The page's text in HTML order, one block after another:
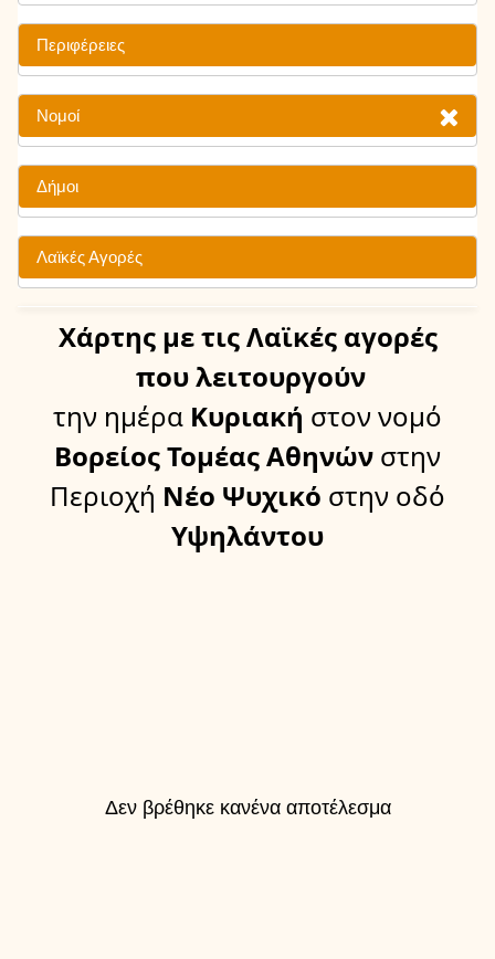
Περιφέρειες
Νομοί
Δήμοι
Λαϊκές Αγορές
Χάρτης με τις Λαϊκές αγορές
που λειτουργούν
την ημέρα Κυριακή στον νομό
Βορείος Τομέας Αθηνών στην
Περιοχή Νέο Ψυχικό στην οδό
Υψηλάντου
Δεν βρέθηκε κανένα αποτέλεσμα